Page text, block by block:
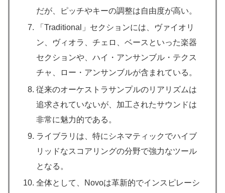
だが、ピッチやキーの調整は自由度が高い。
「Traditional」セクションには、ヴァイオリ
ン、ヴィオラ、チェロ、ベースといった楽器
セクションや、ハイ・アンサンブル・テクス
チャ、ロー・アンサンブルが含まれている。
従来のオーケストラサンプルのリアリズムは
追求されていないが、加工されたサウンドは
非常に魅力的である。
ライブラリは、特にシネマティックでハイブ
リッドなスコアリングの分野で強力なツール
となる。
全体として、Novoは革新的でインスピレーシ